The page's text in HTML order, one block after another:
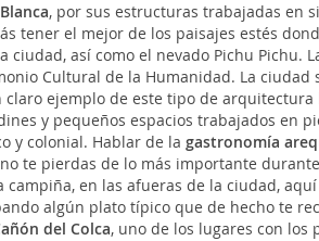
, por sus estructuras trabajadas en
tener el mejor de los paisajes estés
ciudad, así como el nevado Pichu Pichu.
Cultural de la Humanidad. La
claro ejemplo de este tipo de
y pequeños espacios trabajados en
y colonial. Hablar de la gastronomía
te pierdas de lo más importante
campiña, en las afueras de la ciudad,
algún plato típico que de hecho te
del Colca, uno de los lugares con los